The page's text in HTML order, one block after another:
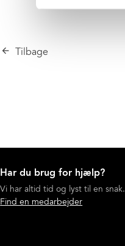
Tilbage
Har du brug for hjælp?
Vi har altid tid og lyst til en snak.
Find en medarbejder